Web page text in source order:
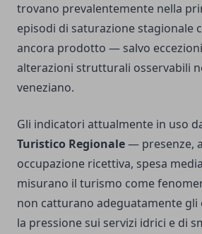
trovano prevalentemente nella
episodi di saturazione stagionale
ancora prodotto — salvo
alterazioni strutturali osservabili
veneziano.
Gli indicatori attualmente in uso
Turistico Regionale— presenze,
occupazione ricettiva, spesa
misurano il turismo come
non catturano adeguatamente gli
la pressione sui servizi idrici e di